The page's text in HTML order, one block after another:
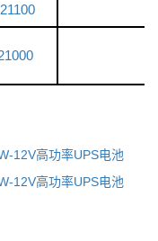
12V高功率UPS电池
12V高功率UPS电池